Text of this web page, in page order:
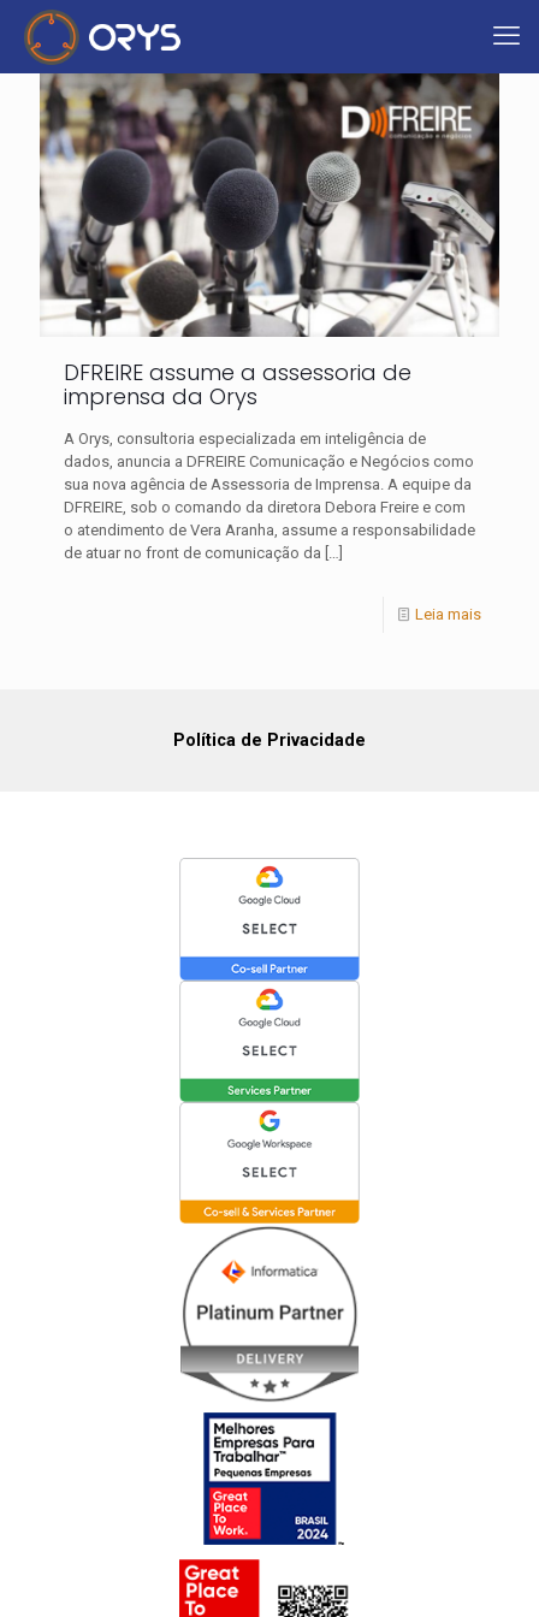
DFREIRE assume a assessoria de
imprensa da Orys
A Orys, consultoria especializada em inteligência de
dados, anuncia a DFREIRE Comunicação e Negócios como
sua nova agência de Assessoria de Imprensa. A equipe da
DFREIRE, sob o comando da diretora Debora Freire e com
o atendimento de Vera Aranha, assume a responsabilidade
de atuar no front de comunicação da […]
Leia mais
Política de Privacidade